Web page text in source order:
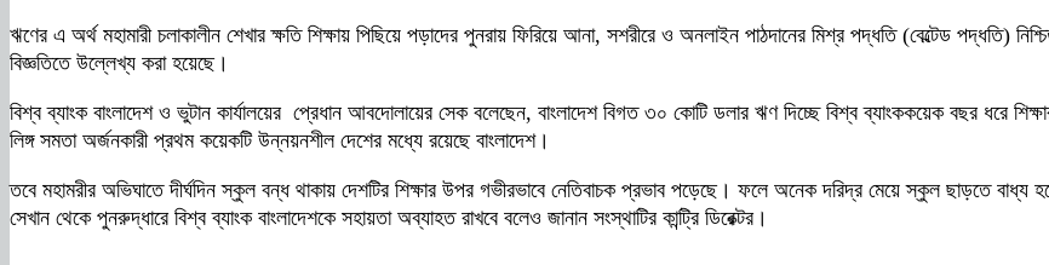
ঋণের এ অর্থ মহামারী চলাকালীন শেখার ক্ষতি শিক্ষায় পিছিয়ে পড়াদের পুনরায় ফিরিয়ে আনা, সশরীরে ও অনলাইন পাঠদানের মিশ্র পদ্ধতি (বেল্টেড পদ্ধতি)
বিজ্ঞতিতে উল্লেখ্য করা হয়েছে।
বিশ্ব ব্যাংক বাংলাদেশ ও ভুটান কার্যালয়ের প্রেধান আবদোলায়ের সেক বলেছেন, বাংলাদেশ বিগত ৩০ কোটি ডলার ঋণ দিচ্ছে বিশ্ব ব্যাংককয়েক বছর ধরে
লিঙ্গ সমতা অর্জনকারী প্রথম কয়েকটি উন্নয়নশীল দেশের মধ্যে রয়েছে বাংলাদেশ।
তবে মহামরীর অভিঘাতে দীর্ঘদিন স্কুল বন্ধ থাকায় দেশটির শিক্ষার উপর গভীরভাবে নেতিবাচক প্রভাব পড়েছে। ফলে অনেক দরিদ্র মেয়ে স্কুল ছাড়তে বাধ্য
সেখান থেকে পুনরুদ্ধারে বিশ্ব ব্যাংক বাংলাদেশকে সহায়তা অব্যাহত রাখবে বলেও জানান সংস্থাটির কান্ট্রি ডিরেক্টর।